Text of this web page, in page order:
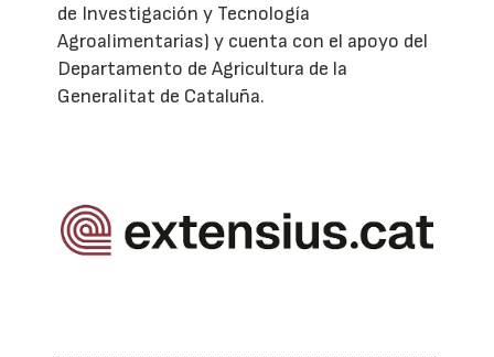
de Investigación y Tecnología
Agroalimentarias) y cuenta con el apoyo del
Departamento de Agricultura de la
Generalitat de Cataluña.